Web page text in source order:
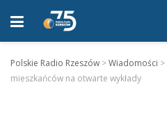
Polskie Radio Rzeszów >Wiadomości >
mieszkańców na otwarte wykłady